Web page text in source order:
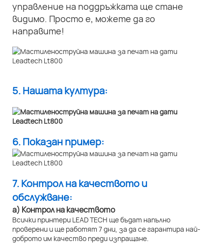
управление на поддръжката ще стане
видимо. Просто е, можете да го
направите!
5. Нашата култура:
6. Показан пример:
7. Контрол на качеството и
обслужване:
а) Контрол на качеството
Всички принтери LEAD TECH ще бъдат напълно
проверени и ще работят 7 дни, за да се гарантира най-
доброто им качество преди изпращане.